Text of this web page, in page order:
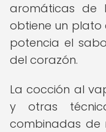
aromáticas de
obtiene un plato
potencia el
del corazón.
La cocción al
y otras
combinadas de